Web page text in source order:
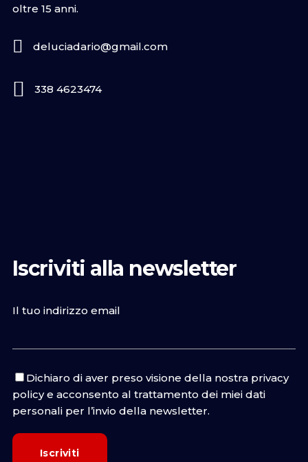
oltre 15 anni.
deluciadario@gmail.com
338 4623474
Iscriviti alla newsletter
Il tuo indirizzo email
Dichiaro di aver preso visione della nostra privacy
policye acconsento al trattamento dei miei dati
personali per l’invio della newsletter.